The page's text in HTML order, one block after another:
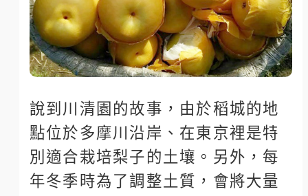
說到川清園的故事，由於稻城的地
點位於多摩川沿岸、在東京裡是特
別適合栽培梨子的土壤。另外，每
年冬季時為了調整土質，會將大量